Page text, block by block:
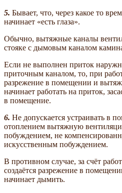
5. Бывает, что, через какое то
начинает «есть глаза».
Обычно, вытяжные каналы
стояке с дымовым каналом
Если не выполнен приток
приточным каналом, то, при
разрежение в помещении и
начинает работать на приток,
в помещение.
6. Не допускается устраивать в
отоплением вытяжную
побуждением, не
искусственным побуждением.
В противном случае, за счёт
создаётся разрежение в
начинает дымить.